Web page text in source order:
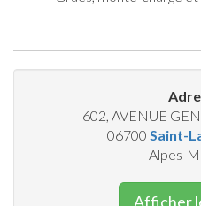
602, AVENUE
06700 Saint-
Alpes-
Afficher